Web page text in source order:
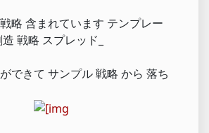
略 含まれています テンプレー
戦略 スプレッド_
できて サンプル 戦略 から 落ち